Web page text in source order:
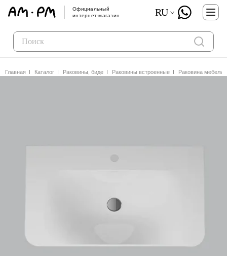
Официальный
интернет-магазин
RU
Главная Каталог Раковины, биде Раковины встроенные Раковина